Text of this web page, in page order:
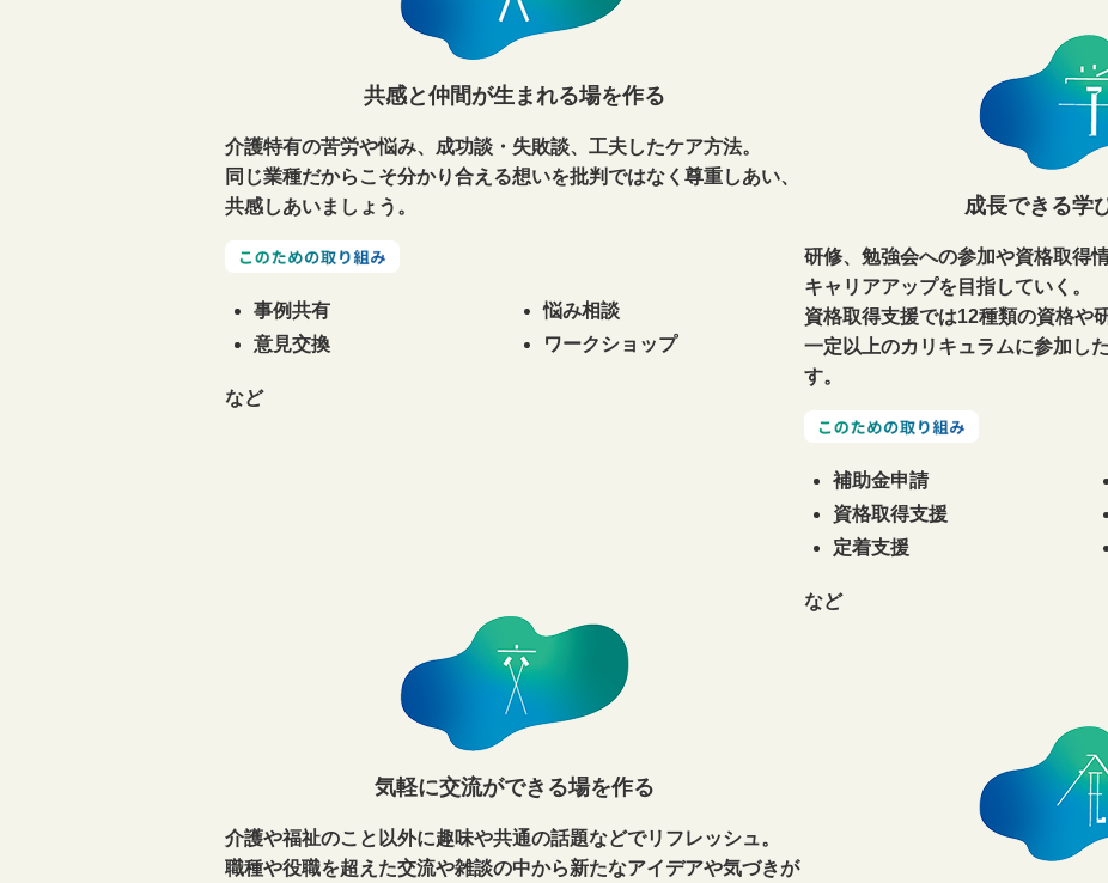
共感と仲間が生まれる場を作る
介護特有の苦労や悩み、成功談・失敗談、工夫したケア方法。
同じ業種だからこそ分かり合える想いを批判ではなく尊重しあい、
共感しあいましょう。
事例共有
意見交換
悩み相談
ワークショップ
など
成長できる学
研修、勉強会への参加や資格取得
キャリアアップを目指していく。
資格取得支援では12種類の資格や
一定以上のカリキュラムに参加し
す。
補助金申請
資格取得支援
定着支援
など
気軽に交流ができる場を作る
介護や福祉のこと以外に趣味や共通の話題などでリフレッシュ。
職種や役職を超えた交流や雑談の中から新たなアイデアや気づきが